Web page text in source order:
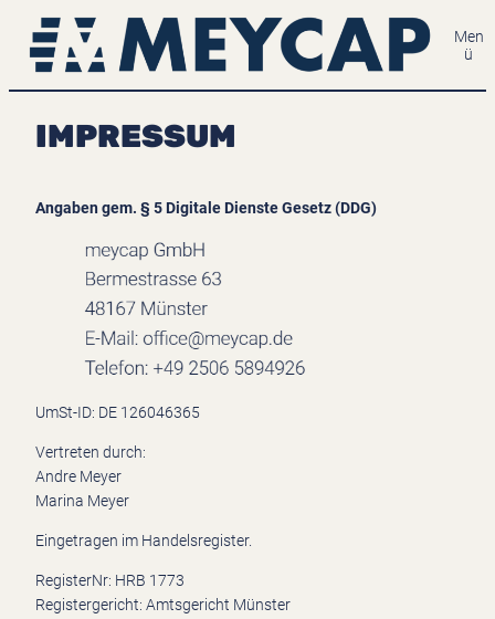
Inhalt
springen
Men
ü
IMPRESSUM
Angaben gem. § 5 Digitale Dienste Gesetz (DDG)
UmSt-ID: DE 126046365
Vertreten durch:
Andre Meyer
Marina Meyer
Eingetragen im Handelsregister.
RegisterNr: HRB 1773
Registergericht: Amtsgericht Münster